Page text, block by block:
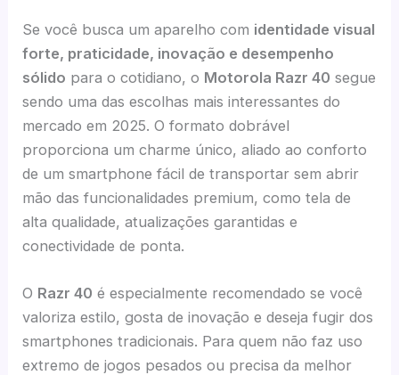
Se você busca um aparelho com identidade visual
forte, praticidade, inovação e desempenho
sólido para o cotidiano, o Motorola Razr 40 segue
sendo uma das escolhas mais interessantes do
mercado em 2025. O formato dobrável
proporciona um charme único, aliado ao conforto
de um smartphone fácil de transportar sem abrir
mão das funcionalidades premium, como tela de
alta qualidade, atualizações garantidas e
conectividade de ponta.
O Razr 40 é especialmente recomendado se você
valoriza estilo, gosta de inovação e deseja fugir dos
smartphones tradicionais. Para quem não faz uso
extremo de jogos pesados ou precisa da melhor